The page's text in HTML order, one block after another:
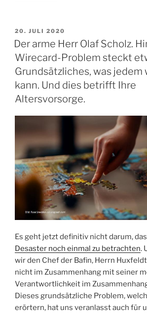
der
gesetzlichen
Rentenversicherung
jeden
treffen,
Sie
für
sich
persönlich
etwas
dagegen
VERÖFFENTLICHT
AM
20. JULI 2020
Der arme Herr Olaf Scholz.
Wirecard-Problem steckt
Grundsätzliches, was jedem
kann. Und dies betrifft Ihre
Altersvorsorge.
Es geht jetzt definitiv nicht darum, das
Desaster noch einmal zu betrachten.
wir den Chef der Bafin, Herrn
nicht im Zusammenhang mit seiner
Verantwortlichkeit im
Dieses grundsätzliche Problem,
erörtern, hat uns veranlasst auch für